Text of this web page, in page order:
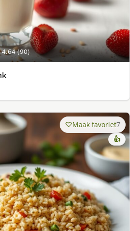
4.64 (90)
Maak favoriet7
👍